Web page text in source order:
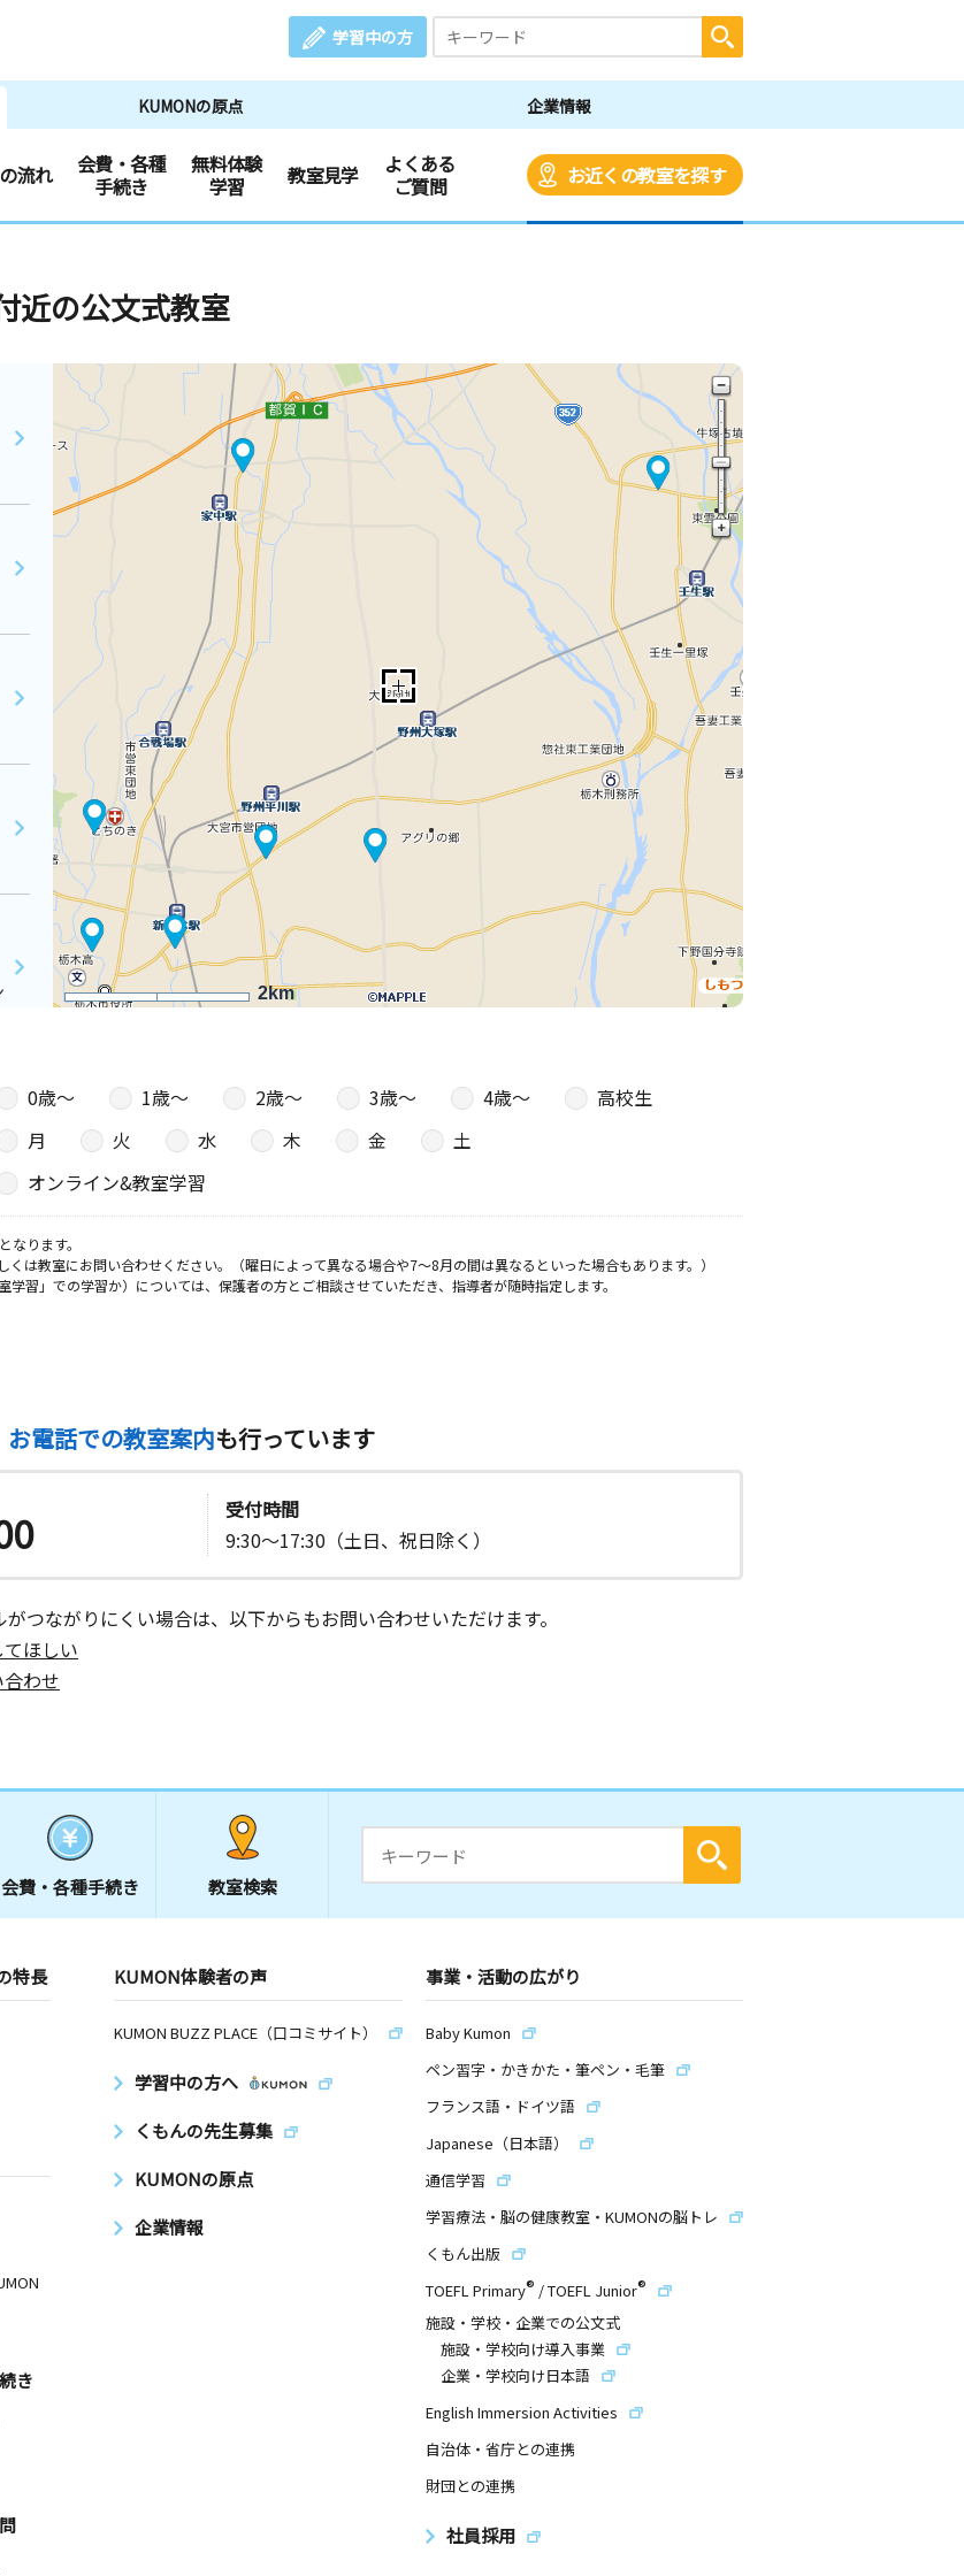
学習中の方
KUMONの原点 企業情報
流れ
会費・各種
手続き
無料体験
学習
教室見学
よくある
ご質問
お近くの教室を探す
近の公文式教室
2km
0歳〜 1歳〜 2歳〜 3歳〜 4歳〜
高校生
月 火 水 木 金
土
オンライン&教室学習
ります。
は教室にお問い合わせください。（曜日によって異なる場合や7～8月の間は異なるといった場合もあります。）
習」での学習か）については、保護者の方とご相談させていただき、指導者が随時指定します。
お電話での教室案内も行っています
受付時間
9:30～17:30（土日、祝日除く）
つながりにくい場合は、以下からもお問い合わせいただけます。
ほしい
わせ
会費・ 各種手続き 教室検索
特長
き
KUMON体験者の声
KUMON BUZZ PLACE（口コミサイト）
学習中の方へ
くもんの先生募集
KUMONの原点
企業情報
事業・活動の広がり
Baby Kumon
ペン習字・かきかた・筆ペン・毛筆
フランス語・ドイツ語
Japanese（日本語）
通信学習
学習療法・脳の健康教室・KUMONの脳トレ
くもん出版
TOEFL Primary® /TOEFL Junior®
施設・学校・企業での公文式
施設・学校向け導入事業
企業・学校向け日本語
English Immersion Activities
自治体・省庁との連携
財団との連携
社員採用